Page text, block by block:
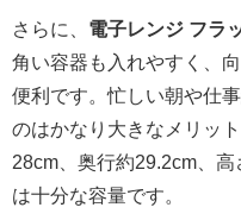
さらに、 電子レンジ フラ
角い容器も入れやすく、
便利です。忙しい朝や仕
のはかなり大きなメリッ
28cm、奥行約29.2cm、
は十分な容量です。